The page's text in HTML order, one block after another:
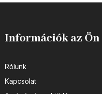
Információk az Ön
Rólunk
Kapcsolat